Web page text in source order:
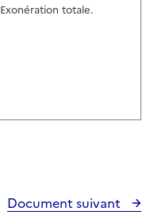
Exonération totale.
Document suivant